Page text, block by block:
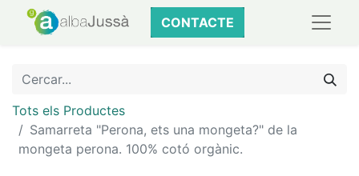
CONTACTE
Tots els Productes
Samarreta "Perona, ets una mongeta?" de la
mongeta perona. 100% cotó orgànic.